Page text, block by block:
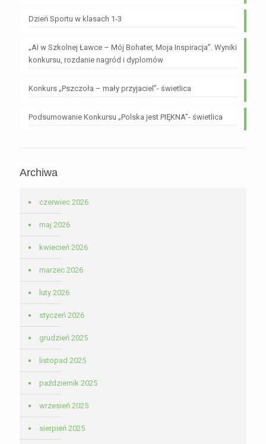
Dzień Sportu w klasach 1-3
„AI w Szkolnej Ławce – Mój Bohater, Moja Inspiracja”. Wyniki
konkursu, rozdanie nagród i dyplomów
Konkurs „Pszczoła – mały przyjaciel”- świetlica
Podsumowanie Konkursu „Polska jest PIĘKNA”- świetlica
Archiwa
czerwiec 2026
maj 2026
kwiecień 2026
marzec 2026
luty 2026
styczeń 2026
grudzień 2025
listopad 2025
październik 2025
wrzesień 2025
sierpień 2025